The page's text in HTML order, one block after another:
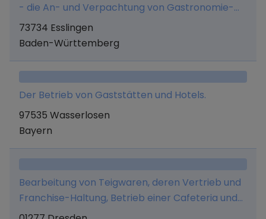
- die An- und Verpachtung von Gastronomie-
und Hotellerieobjekten, - die Durchführung und
Vermittlung von Veranstaltungen aller Art, - die
Unternehmen, welche im Gastronomie- und
Hotelleriegewerbe tätig sind, - die Verwaltung,
Vermietung, Verpachtung vom Gastronomie-
und Hotelleriegewerbe, - die Verwaltung
eigenen Vermögens, - der Groß- und
Einzelhandel mit Getränken und sonstigen
zum Ausschank oder Verkauf gelangen, - die
Herstellung und der Vertrieb von Speiseeisen im
73734 Esslingen
Baden-Württemberg
Der Betrieb von Gaststätten und Hotels.
97535 Wasserlosen
Bayern
Bearbeitung von Teigwaren, deren Vertrieb und
Franchise-Haltung, Betrieb einer Cafeteria und
Konditorei sowie deren Vermietung und